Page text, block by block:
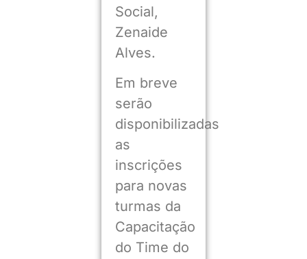
Social,
Zenaide
Alves.
Em breve
serão
disponibilizadas
as
inscrições
para novas
turmas da
Capacitação
do Time do